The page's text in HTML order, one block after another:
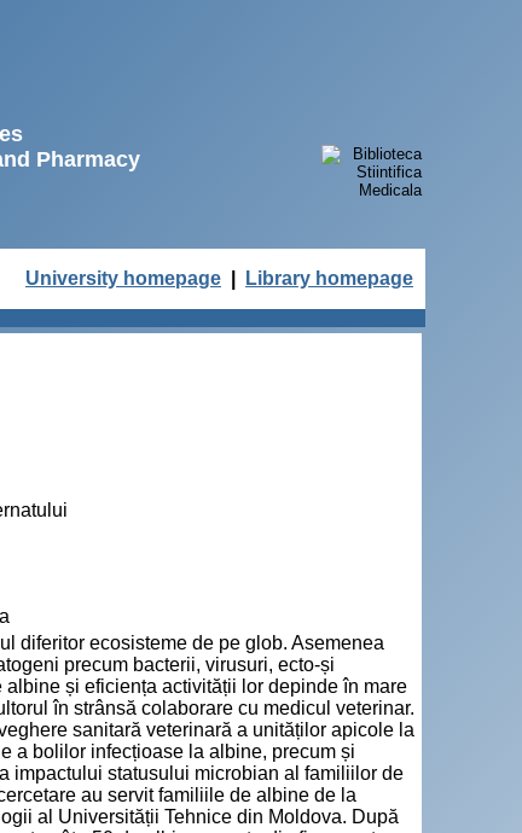
Pharmacy
University homepage Library homepage
diferitor ecosisteme de pe glob. Asemenea
precum bacterii, virusuri, ecto-și
și eficiența activității lor depinde în mare
în strânsă colaborare cu medicul veterinar.
sanitară veterinară a unităților apicole la
a bolilor infecțioase la albine, precum și
impactului statusului microbian al familiilor de
au servit familiile de albine de la
al Universității Tehnice din Moldova. După